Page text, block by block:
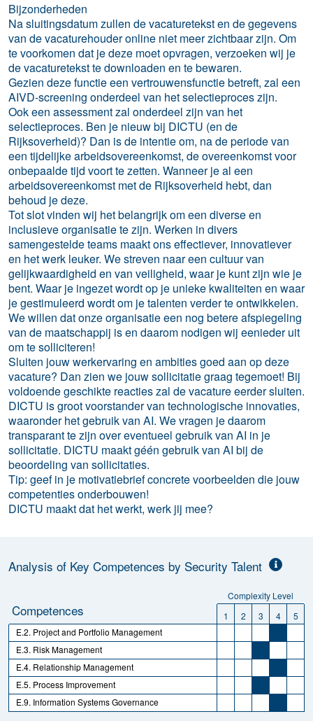
Bijzonderheden
Na sluitingsdatum zullen de vacaturetekst en de gegevens
van de vacaturehouder online niet meer zichtbaar zijn. Om
te voorkomen dat je deze moet opvragen, verzoeken wij je
de vacaturetekst te downloaden en te bewaren.
Gezien deze functie een vertrouwensfunctie betreft, zal een
AIVD-screening onderdeel van het selectieproces zijn.
Ook een assessment zal onderdeel zijn van het
selectieproces. Ben je nieuw bij DICTU (en de
Rijksoverheid)? Dan is de intentie om, na de periode van
een tijdelijke arbeidsovereenkomst, de overeenkomst voor
onbepaalde tijd voort te zetten. Wanneer je al een
arbeidsovereenkomst met de Rijksoverheid hebt, dan
behoud je deze.
Tot slot vinden wij het belangrijk om een diverse en
inclusieve organisatie te zijn. Werken in divers
samengestelde teams maakt ons effectiever, innovatiever
en het werk leuker. We streven naar een cultuur van
gelijkwaardigheid en van veiligheid, waar je kunt zijn wie je
bent. Waar je ingezet wordt op je unieke kwaliteiten en waar
je gestimuleerd wordt om je talenten verder te ontwikkelen.
We willen dat onze organisatie een nog betere afspiegeling
van de maatschappij is en daarom nodigen wij eenieder uit
om te solliciteren!
Sluiten jouw werkervaring en ambities goed aan op deze
vacature? Dan zien we jouw sollicitatie graag tegemoet! Bij
voldoende geschikte reacties zal de vacature eerder sluiten.
DICTU is groot voorstander van technologische innovaties,
waaronder het gebruik van AI. We vragen je daarom
transparant te zijn over eventueel gebruik van AI in je
sollicitatie. DICTU maakt géén gebruik van AI bij de
beoordeling van sollicitaties.
Tip: geef in je motivatiebrief concrete voorbeelden die jouw
competenties onderbouwen!
DICTU maakt dat het werkt, werk jij mee?
Analysis of Key Competences by Security Talent
Complexity Level
Competences 1 2 3 4
5
E.2. Project and Portfolio Management
E.3. Risk Management
E.4. Relationship Management
E.5. Process Improvement
E.9. Information Systems Governance